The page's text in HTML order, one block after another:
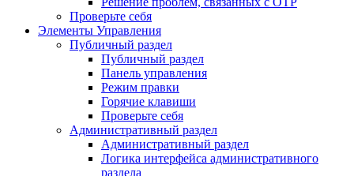
Проверьте себя
Элементы Управления
Публичный раздел
Публичный раздел
Панель управления
Режим правки
Горячие клавиши
Проверьте себя
Административный раздел
Административный раздел
Логика интерфейса административного
раздела